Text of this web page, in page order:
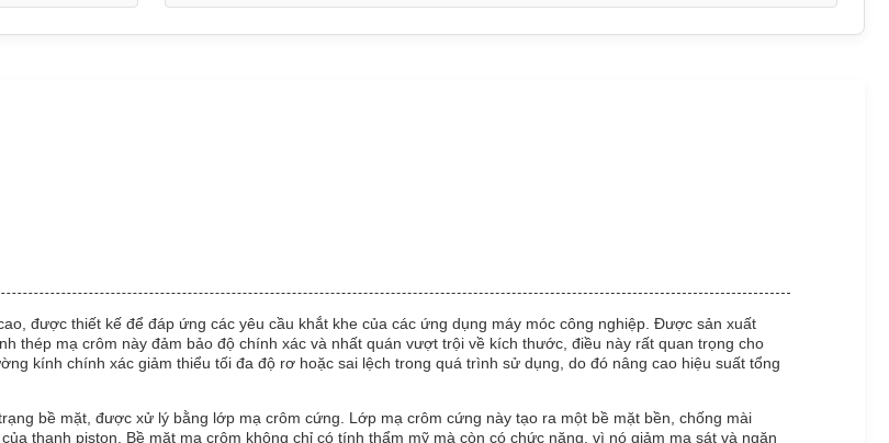
được thiết kế để đáp ứng các yêu cầu khắt khe của các ứng dụng máy móc công nghiệp. Được sản xuất
thép mạ crôm này đảm bảo độ chính xác và nhất quán vượt trội về kích thước, điều này rất quan trọng cho
kính chính xác giảm thiểu tối đa độ rơ hoặc sai lệch trong quá trình sử dụng, do đó nâng cao hiệu suất tổng
bề mặt, được xử lý bằng lớp mạ crôm cứng. Lớp mạ crôm cứng này tạo ra một bề mặt bền, chống mài
thanh piston. Bề mặt mạ crôm không chỉ có tính thẩm mỹ mà còn có chức năng, vì nó giảm ma sát và ngăn